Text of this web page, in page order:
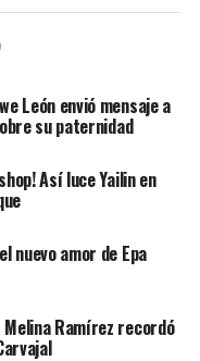
Rose, Los Money
León envió mensaje a
su paternidad
Así luce Yailin en
nuevo amor de Epa
Ramírez recordó